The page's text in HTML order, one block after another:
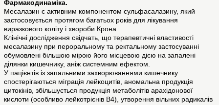
Фармакодинаміка.
Месалазин є активним компонентом сульфасалазину, який
застосовується протягом багатьох років для лікування
виразкового коліту і хвороби Крона.
Клінічні дослідження свідчать, що терапевтичні властивості
месалазину при пероральному та ректальному застосуванні
обумовлені більшою мірою його місцевою дією на запалені
ділянки кишечнику, аніж системним ефектом.
У пацієнтів із запальними захворюваннями кишечнику
спостерігаються міграція лейкоцитів, аномальна продукція
цитокінів, збільшується продукція метаболітів арахідонової
кислоти (особливо лейкотрієнів В4), утворення вільних радикалів